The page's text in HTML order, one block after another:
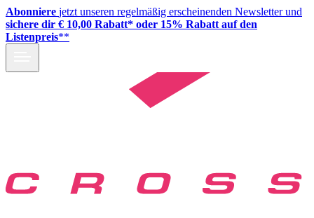
Abonniere jetzt unseren regelmäßig erscheinenden Newsletter und
sichere dir € 10,00 Rabatt* oder 15% Rabatt auf den
Listenpreis**